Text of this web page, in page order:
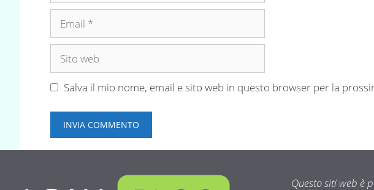
Email
Sito
Salva il mio nome, email e sito web in questo browser per la
Questo siti web è